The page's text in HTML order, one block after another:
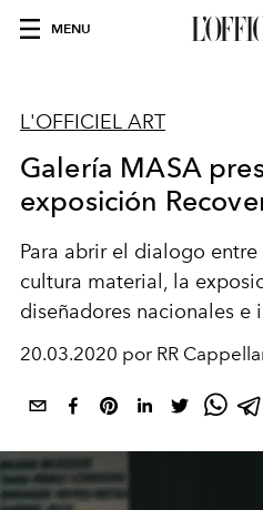
MENU
L'OFFICIEL ART
Galería MASA
exposición
Para abrir el dialogo
cultura material, la
diseñadores nacionales e
20.03.2020 por RR